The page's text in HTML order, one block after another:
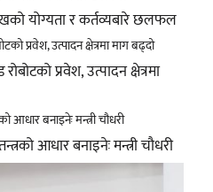
योग्यता र कर्तव्यबारे छलफल
प्रवेश, उत्पादन क्षेत्रमा
आधार बनाइनेः मन्त्री चौधरी